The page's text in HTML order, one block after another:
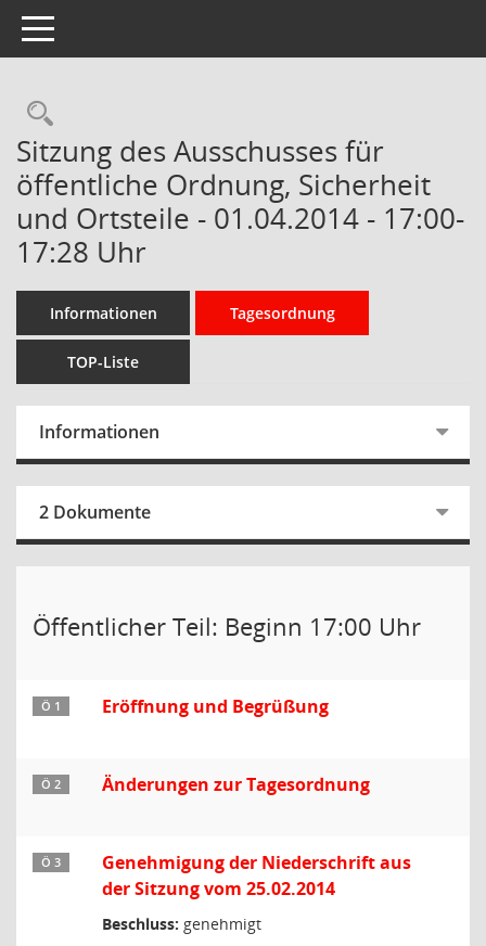
Toggle navigation
Rechercheauswahl
Sitzung des Ausschusses für
öffentliche Ordnung, Sicherheit
und Ortsteile - 01.04.2014 - 17:00-
17:28 Uhr
Informationen Tagesordnung
TOP-Liste
Informationen
2 Dokumente
Öffentlicher Teil: Beginn 17:00 Uhr
Ö 1 Eröffnung und Begrüßung
Ö 2 Änderungen zur Tagesordnung
Ö 3
Genehmigung der Niederschrift aus
der Sitzung vom 25.02.2014
Beschluss: genehmigt